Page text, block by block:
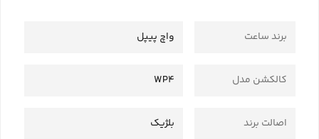
برند ساعت واچ پیپل
کالکشن مدل WP4
اصالت برند بلژیک